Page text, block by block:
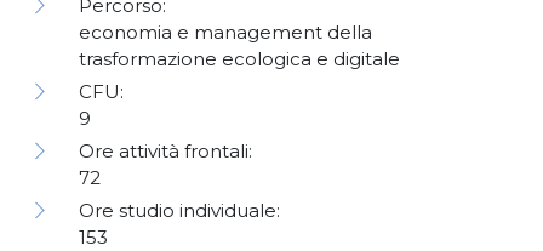
Percorso:
economia e management della
trasformazione ecologica e digitale
CFU:
9
Ore attività frontali:
72
Ore studio individuale:
153